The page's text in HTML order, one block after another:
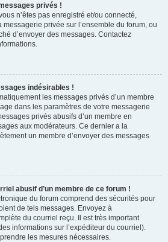
privés !
n’êtes pas enregistré et/ou connecté,
messagerie privée sur l’ensemble du forum, ou
d’envoyer des messages. Contactez
indésirables !
les messages privés d’un membre
dans les paramètres de votre messagerie
privés abusifs d’un membre en
aux modérateurs. Ce dernier a la
un membre d’envoyer des messages
abusif d’un membre de ce forum !
du forum comprend des sécurités pour
de tels messages. Envoyez à
du courriel reçu. Il est très important
informations sur l’expéditeur du courriel).
les mesures nécessaires.